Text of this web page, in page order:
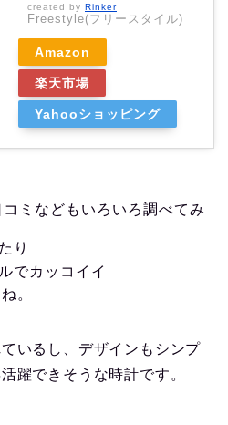
created by Rinker
Freestyle(フリースタイル)
Amazon
楽天市場
Yahooショッピング
ミなどもいろいろ調べてみ
り
でカッコイイ
。
いるし、デザインもシンプ
躍できそうな時計です。